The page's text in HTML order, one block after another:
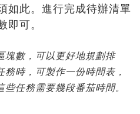
如此。進行完成待辦清單
即可。
塊數，可以更好地規劃排
時，可製作一份時間表，
任務需要幾段番茄時間。